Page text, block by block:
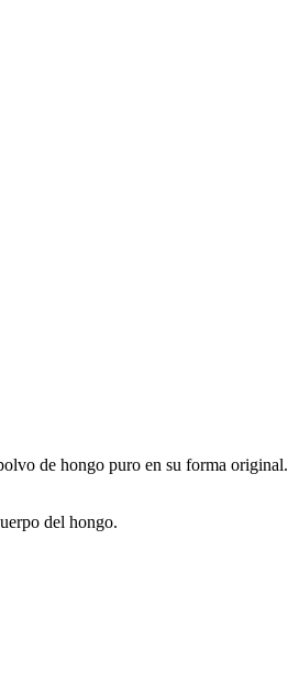
de hongo puro en su forma original.
del hongo.